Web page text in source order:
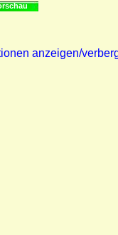
anzeigen/